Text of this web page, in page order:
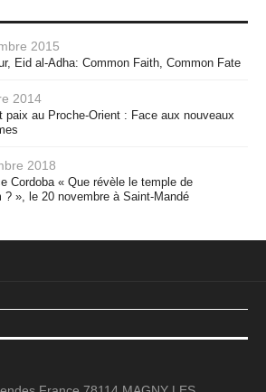
2015
Eid al-Adha: Common Faith, Common Fate
2014
paix au Proche-Orient : Face aux nouveaux
2018
Cordoba « Que révèle le temple de
? », le 20 novembre à Saint-Mandé